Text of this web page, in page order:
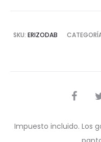
SKU: ERIZODAB
Impuesto incluido. Los